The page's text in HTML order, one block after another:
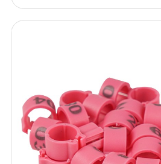
₺ 15,00.fiyat:
₺ 13,50.